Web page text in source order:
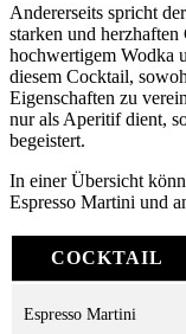
Andererseits spricht
starken und
hochwertigem Wodka
diesem Cocktail,
Eigenschaften zu
nur als Aperitif dient,
begeistert.
In einer Übersicht
Espresso Martini und
COCKTAIL
Espresso Martini